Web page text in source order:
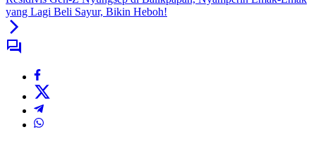
yang Lagi Beli Sayur, Bikin Heboh!